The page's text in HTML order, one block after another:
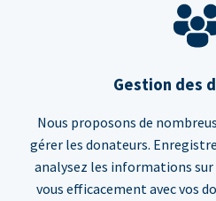
Gestion des
Nous proposons de
gérer les donateurs.
analysez les informations
vous efficacement avec vos